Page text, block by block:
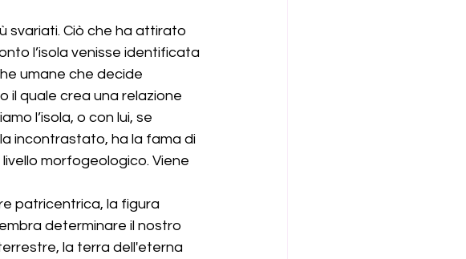
svariati. Ciò che ha attirato
l’isola venisse identificata
umane che decide
quale crea una relazione
l’isola, o con lui, se
incontrastato, ha la fama di
morfogeologico. Viene
patricentrica, la figura
determinare il nostro
la terra dell'eterna